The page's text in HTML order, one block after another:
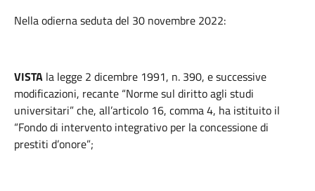
Nella odierna seduta del 30 novembre 2022:
VISTA la legge 2 dicembre 1991, n. 390, e successive
modificazioni, recante “Norme sul diritto agli studi
universitari” che, all’articolo 16, comma 4, ha istituito il
“Fondo di intervento integrativo per la concessione di
prestiti d’onore”;